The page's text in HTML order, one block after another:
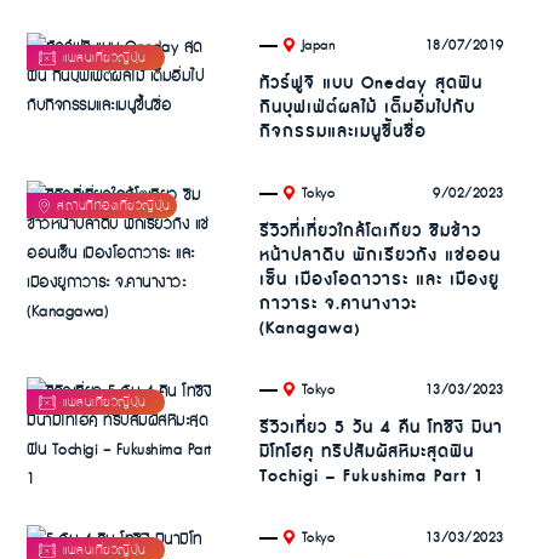
. Japan 18/07/2019
ทัวร์ฟูจิ แบบ Oneday สุดฟิน
กินบุฟเฟ่ต์ผลไม้ เต็มอิ่มไปกับ
กิจกรรมและเมนูขึ้นชื่อ
. Tokyo 9/02/2023
รีวิวที่เที่ยวใกล้โตเกียว ชิมข้าว
หน้าปลาดิบ พักเรียวกัง แช่ออน
เซ็น เมืองโอดาวาระ และ เมืองยู
กาวาระ จ.คานางาวะ
(Kanagawa)
. Tokyo 13/03/2023
รีวิวเที่ยว 5 วัน 4 คืน โทชิงิ มินา
มิโทโฮคุ ทริปสัมผัสหิมะสุดฟิน
Tochigi – Fukushima Part 1
. Tokyo 13/03/2023